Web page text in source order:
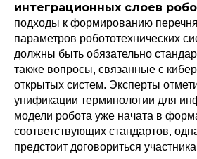
интеграционных слоев
подходы к формированию перечня
параметров робототехнических
должны быть обязательно
также вопросы, связанные с
открытых систем. Эксперты
унификации терминологии для
модели робота уже начата в
соответствующих стандартов,
предстоит договориться
Политика конфиденциальности
© 2015-2026 НАУРР. Все права защищены.
При использовании материалов ссылка на ROBOTUNION.RU —